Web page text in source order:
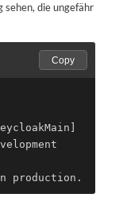
sehen, die ungefähr
Copy